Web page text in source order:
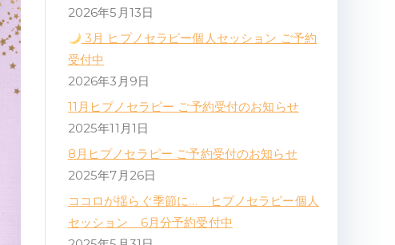
2026年5月13日
3月 ヒプノセラピー個人セッション ご予約
受付中
2026年3月9日
11月ヒプノセラピー ご予約受付のお知らせ
2025年11月1日
8月ヒプノセラピー ご予約受付のお知らせ
2025年7月26日
ココロが揺らぐ季節に… ヒプノセラピー個人
セッション 6月分予約受付中